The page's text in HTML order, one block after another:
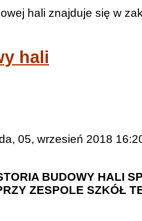
hali znajduje się w
hali
05, wrzesień 2018
BUDOWY HALI
ZESPOLE SZKÓŁ